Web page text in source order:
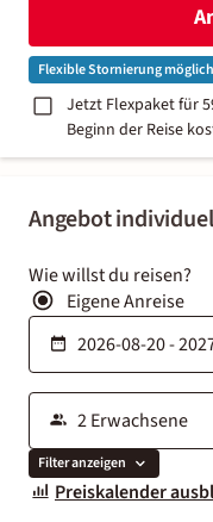
Angebot
Wie willst du reisen?
Eigene Anreise
Filter anzeigen
Preiskalender
Flexible Stornierung möglich
Jetzt Flexpaket für
Beginn der Reise